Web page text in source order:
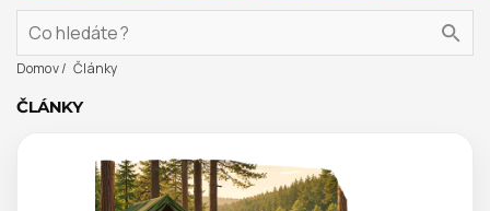
Domov Články
ČLÁNKY